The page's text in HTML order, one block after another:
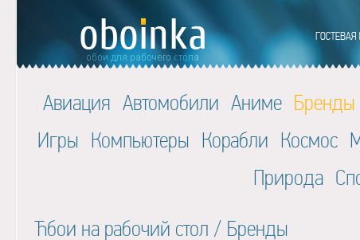
Авиация Автомобили Аниме Бренды
Игры Компьютеры Корабли Космос
Природа
Ћбои на рабочий стол / Бренды